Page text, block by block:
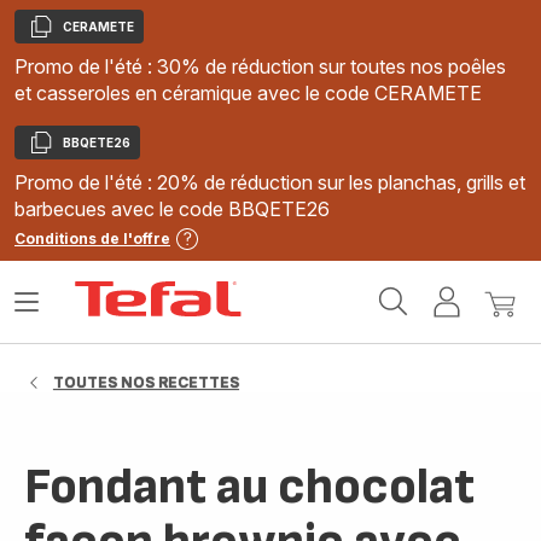
Copier
CERAMETE
Promo de l'été : 30% de réduction sur toutes nos poêles
et casseroles en céramique avec le code CERAMETE
Copier
BBQETE26
Promo de l'été : 20% de réduction sur les planchas, grills et
barbecues avec le code BBQETE26
Conditions de l'offre
MonMon
Ouvrir
TOUTES NOS RECETTES
Fondant au chocolat